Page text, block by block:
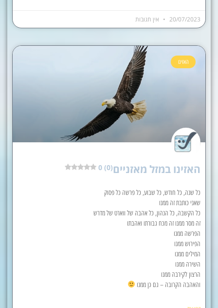
20/07/2023 אין תגובות
האזינו
האזינו במזל מאזניים0 (0)
כל שנה, כל חודש, כל שבוע, כל פרשה כל פסוק
שאני כותבת זה ממנו
כל הקשבה, כל הנהון, כל אהבה של ווארט של מדרש
זה מסר ממנו זה מכח גבורתו ואהבתו
הפרשה ממנו
הפירוש ממנו
המילים ממנו
השירה ממנו
הרצון לקירבה ממנו
והאהבה הקרובה – גם כן ממנו